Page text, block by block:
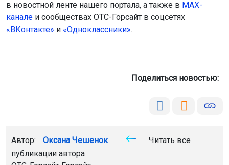
ОТС-Горсайт Горсайт
В России утверждён ГОСТ на
сотрудникам
В нашей стране официально утверждён новый